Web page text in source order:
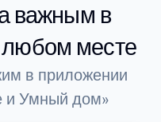
важным в
месте
в приложении
и Умный дом»